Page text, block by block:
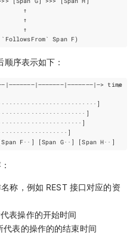
序表示如下：
称，例如 REST 接口对应的资
表操作的开始时间
表的操作的的结束时间